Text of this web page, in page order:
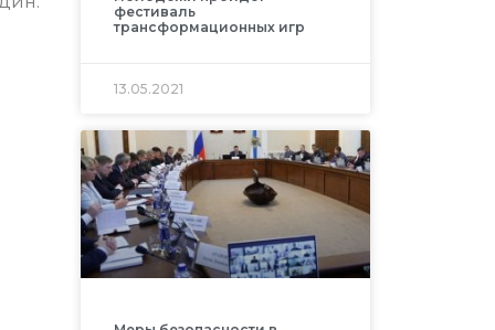
фестиваль
трансформационных игр
13.05.2021